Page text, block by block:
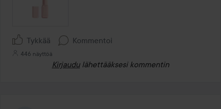
Tykkää Kommentoi
446 näyttöä
Kirjaudu lähettääksesi kommentin